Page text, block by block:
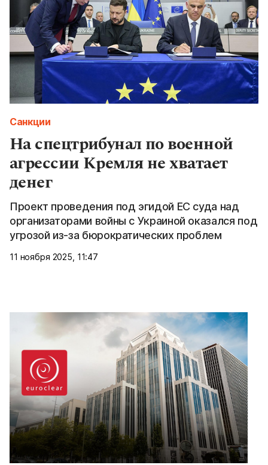
Санкции
На спецтрибунал по военной
агрессии Кремля не хватает
денег
Проект проведения под эгидой ЕС суда над
организаторами войны с Украиной оказался под
угрозой из-за бюрократических проблем
11 ноября 2025, 11:47